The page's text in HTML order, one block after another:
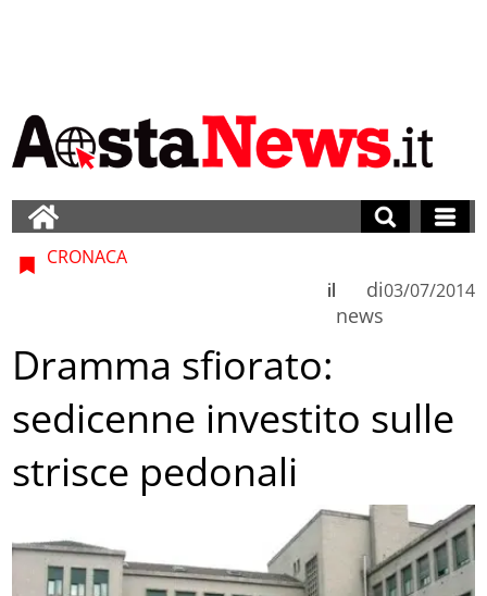
CRONACA
di
news
il 03/07/2014
Dramma sfiorato:
sedicenne investito sulle
strisce pedonali